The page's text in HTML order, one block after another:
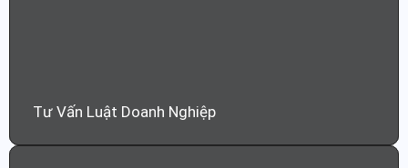
Tư Vấn Luật Doanh Nghiệp